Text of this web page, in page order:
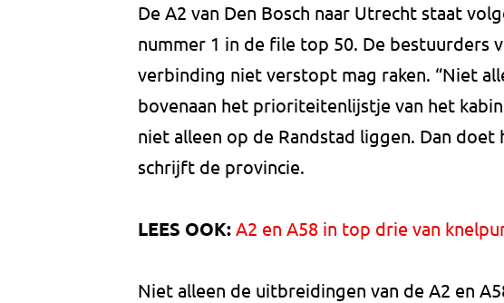
De A2 van Den Bosch naar Utrecht staat
nummer 1 in de file top 50. De bestuurders
verbinding niet verstopt mag raken. “Niet
bovenaan het prioriteitenlijstje van het
niet alleen op de Randstad liggen. Dan
schrijft de provincie.
LEES OOK: A2 en A58 in top drie van
Niet alleen de uitbreidingen van de A2 en